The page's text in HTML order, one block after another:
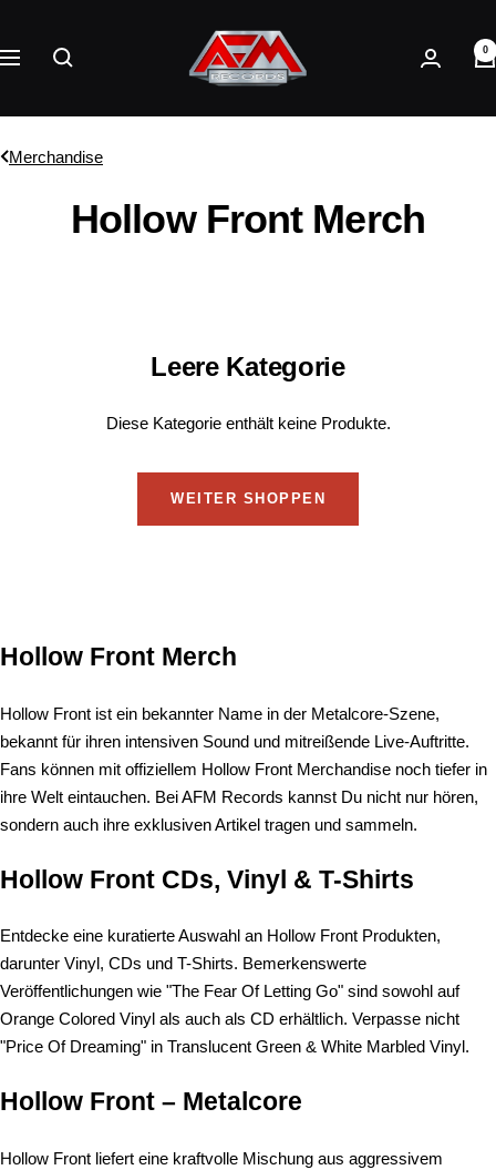
Inhalt
Navigation
AFM
Records
0
Merchandise
Hollow Front Merch
Leere Kategorie
Diese Kategorie enthält keine Produkte.
WEITER SHOPPEN
Hollow Front Merch
Hollow Front ist ein bekannter Name in der Metalcore-Szene,
bekannt für ihren intensiven Sound und mitreißende Live-Auftritte.
Fans können mit offiziellem Hollow Front Merchandise noch tiefer in
ihre Welt eintauchen. Bei AFM Records kannst Du nicht nur hören,
sondern auch ihre exklusiven Artikel tragen und sammeln.
Hollow Front CDs, Vinyl & T-Shirts
Entdecke eine kuratierte Auswahl an Hollow Front Produkten,
darunter Vinyl, CDs und T-Shirts. Bemerkenswerte
Veröffentlichungen wie "The Fear Of Letting Go" sind sowohl auf
Orange Colored Vinyl als auch als CD erhältlich. Verpasse nicht
"Price Of Dreaming" in Translucent Green & White Marbled Vinyl.
Hollow Front – Metalcore
Hollow Front liefert eine kraftvolle Mischung aus aggressivem